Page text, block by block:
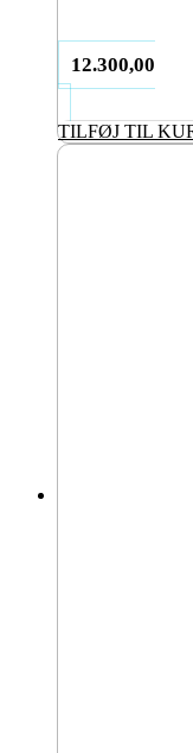
12.300,00
TILFØJ TIL